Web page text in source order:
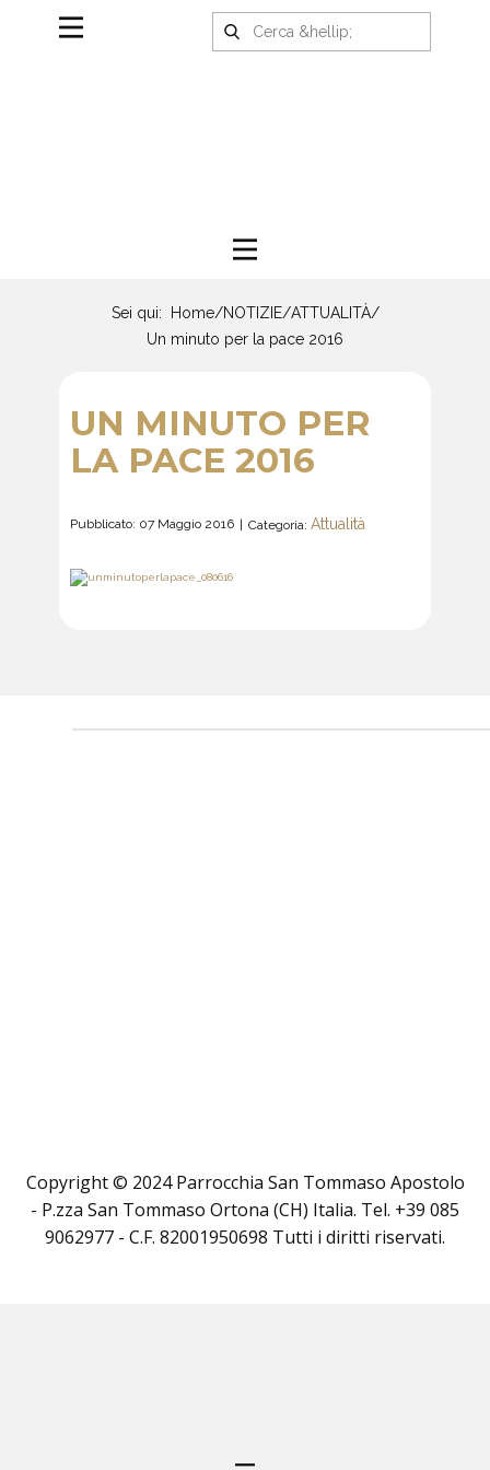
Sei qui: Home/NOTIZIE/ATTUALITÀ/
Un minuto per la pace 2016
UN MINUTO PER
LA PACE 2016
Pubblicato: 07 Maggio 2016 Categoria: Attualità
Copyright © 2024 Parrocchia San Tommaso Apostolo
- P.zza San Tommaso Ortona (CH) Italia. Tel. +39 085
9062977 - C.F. 82001950698 Tutti i diritti riservati.